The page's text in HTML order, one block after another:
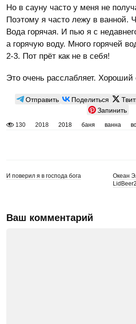
Но в сауну часто у меня не
Поэтому я часто лежу в ванной.
Вода горячая. И пью я с
а горячую воду. Много горячей
2-3. Пот прёт как не в себя!
Это очень расслабляет. Хороший
Отправить Поделиться
Запинить
130 2018 2018 баня ванна
И поверил я в господа бога
Океан
Ваш комментарий